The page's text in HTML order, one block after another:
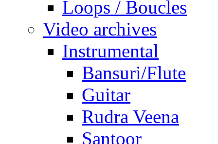
Loops / Boucles
Video archives
Instrumental
Bansuri/Flute
Guitar
Rudra Veena
Santoor